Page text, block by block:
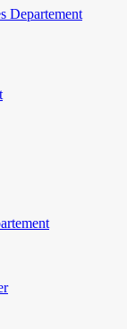
Departement